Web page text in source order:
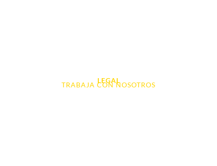
LEGAL
TRABAJA CON NOSOTROS